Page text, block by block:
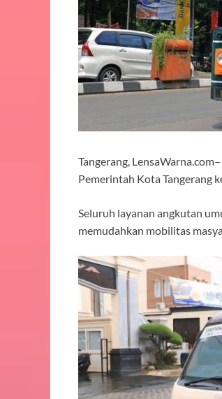
Tangerang,
Pemerintah Kota Tangerang
Seluruh layanan angkutan
memudahkan mobilitas